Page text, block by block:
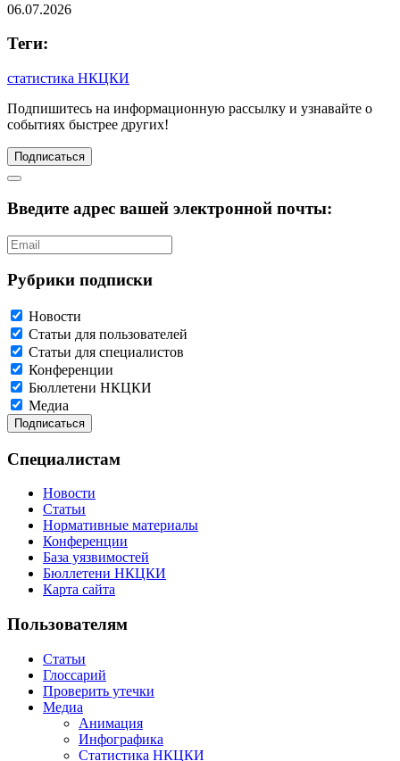
06.07.2026
Теги:
статистика НКЦКИ
Подпишитесь на информационную рассылку и узнавайте о
событиях быстрее других!
Подписаться
Введите адрес вашей электронной почты:
Рубрики подписки
Новости
Статьи для пользователей
Статьи для специалистов
Конференции
Бюллетени НКЦКИ
Медиа
Специалистам
Новости
Статьи
Нормативные материалы
Конференции
База уязвимостей
Бюллетени НКЦКИ
Карта сайта
Пользователям
Статьи
Глоссарий
Проверить утечки
Медиа
Анимация
Инфографика
Статистика НКЦКИ